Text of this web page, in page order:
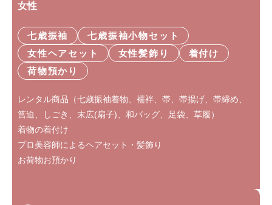
女性
七歳振袖
七歳振袖小物セット
女性ヘアセット
女性髪飾り
着付け
荷物預かり
レンタル商品（七歳振袖着物、襦袢、帯、帯揚げ、帯締め、
筥迫、しごき、末広(扇子)、和バッグ、足袋、草履）
着物の着付け
プロ美容師によるヘアセット・髪飾り
お荷物お預かり